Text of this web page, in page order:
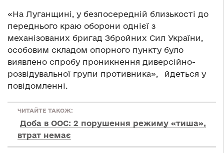
«На Луганщині, у безпосередній близькості до
переднього краю оборони однієї з
механізованих бригад Збройних Сил України,
особовим складом опорного пункту було
виявлено спробу проникнення диверсійно-
розвідувальної групи противника»,‒ йдеться у
повідомленні.
ЧИТАЙТЕ ТАКОЖ:
Доба в ООС: 2 порушення режиму «тиша»,
втрат немає